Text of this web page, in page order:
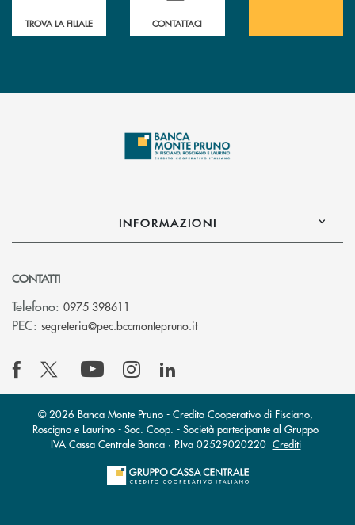
TROVA LA FILIALE CONTATTACI
INFORMAZIONI
CONTATTI
Telefono: 0975 398611
PEC: segreteria@pec.bccmontepruno.it(si apre l’app di posta
© 2026 Banca Monte Pruno - Credito Cooperativo di Fisciano,
Roscigno e Laurino - Soc. Coop. - Società partecipante al Gruppo
IVA Cassa Centrale Banca · P.Iva 02529020220 Crediti